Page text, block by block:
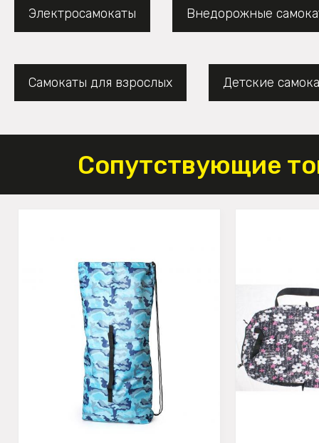
Электросамокаты Внедорожные
Самокаты для взрослых Детские
Сопутствующие